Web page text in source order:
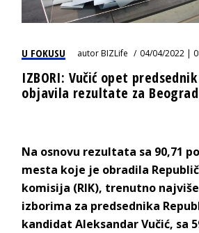
U FOKUSU autorBIZLife 04/04/2022 |
IZBORI: Vučić opet
objavila rezultate za Beograd
Na osnovu rezultata sa 90,71
mesta koje je obradila
komisija (RIK), trenutno
izborima za predsednika
kandidat Aleksandar Vučić, sa